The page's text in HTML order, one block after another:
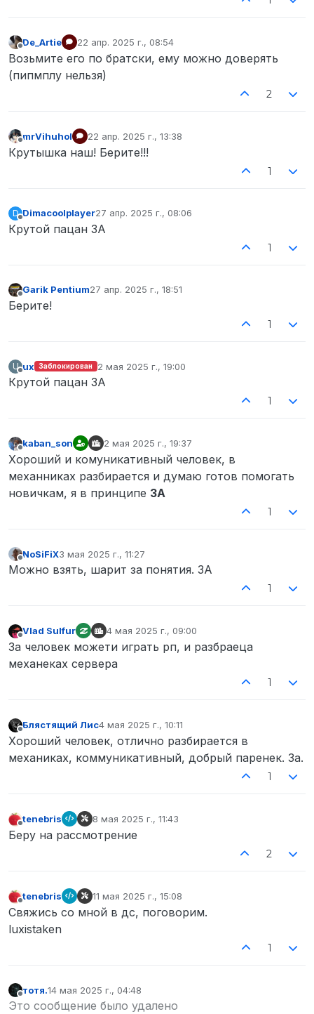
De_Artie 22 апр. 2025 г., 08:54
отредактировано
Возьмите его по братски, ему можно доверять
(пипмплу нельзя)
2
mrVihuhol 22 апр. 2025 г., 13:38
отредактировано
Крутышка наш! Берите!!!
1
D
Не в сети
Dimacoolplayer27 апр. 2025 г., 08:06
отредактировано
Крутой пацан ЗА
1
Не в сети
Garik Pentium27 апр. 2025 г., 18:51
отредактировано
Берите!
1
U
Не в сети
ux Заблокирован 2 мая 2025 г., 19:00
отредактировано
Крутой пацан ЗА
1
Не в сети
kaban_son 2 мая 2025 г., 19:37
отредактировано
Хороший и комуникативный человек, в
механниках разбирается и думаю готов помогать
новичкам, я в принципе ЗА
1
NoSiFiX3 мая 2025 г., 11:27
отредактировано
Можно взять, шарит за понятия. ЗА
1
Vlad Sulfur 4 мая 2025 г., 09:00
отредактировано
За человек можети играть рп, и разбраеца
механеках сервера
1
Не в сети
Блястящий Лис4 мая 2025 г., 10:11
отредактировано
Хороший человек, отлично разбирается в
механиках, коммуникативный, добрый паренек. За.
1
tenebris 8 мая 2025 г., 11:43
отредактировано
Беру на рассмотрение
2
tenebris 11 мая 2025 г., 15:08
отредактировано
Свяжись со мной в дс, поговорим.
luxistaken
1
Не в сети
тотя.14 мая 2025 г., 04:48
отредактировано
Это сообщение было удалено